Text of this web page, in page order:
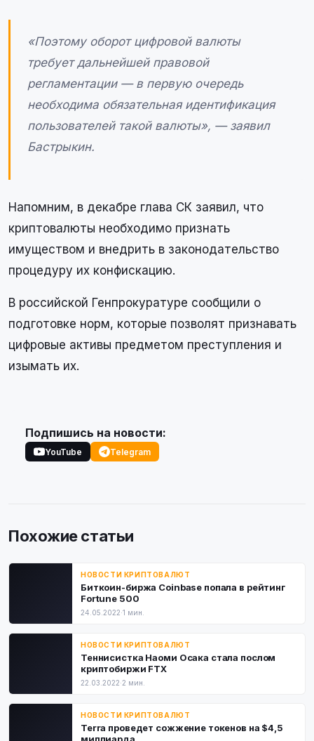
«Поэтому оборот цифровой валюты
требует дальнейшей правовой
регламентации — в первую очередь
необходима обязательная идентификация
пользователей такой валюты», — заявил
Бастрыкин.
Напомним, в декабре глава СК заявил, что
криптовалюты необходимо признать
имуществом и внедрить в законодательство
процедуру их конфискацию.
В российской Генпрокуратуре сообщили о
подготовке норм, которые позволят признавать
цифровые активы предметом преступления и
изымать их.
Подпишись на новости:
YouTube Telegram
Похожие статьи
НОВОСТИ КРИПТОВАЛЮТ
Биткоин-биржа Coinbase попала в рейтинг
Fortune 500
24.05.2022·1 мин.
НОВОСТИ КРИПТОВАЛЮТ
Теннисистка Наоми Осака стала послом
криптобиржи FTX
22.03.2022·2 мин.
НОВОСТИ КРИПТОВАЛЮТ
Terra проведет сожжение токенов на $4,5